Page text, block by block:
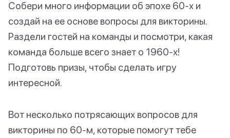
Собери много информации об эпохе 60-х и
создай на ее основе вопросы для викторины.
Раздели гостей на команды и посмотри, какая
команда больше всего знает о 1960-х!
Подготовь призы, чтобы сделать игру
интересной.
Вот несколько потрясающих вопросов для
викторины по 60-м, которые помогут тебе